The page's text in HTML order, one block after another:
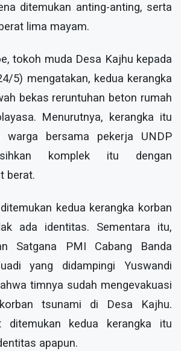
ditemukan anting-anting, serta
lima mayam.
tokoh muda Desa Kajhu kepada
5) mengatakan, kedua kerangka
bekas reruntuhan beton rumah
Menurutnya, kerangka itu
warga bersama pekerja UNDP
komplek itu dengan
berat.
kedua kerangka korban
ada identitas. Sementara itu,
Satgana PMI Cabang Banda
yang didampingi Yuswandi
timnya sudah mengevakuasi
tsunami di Desa Kajhu.
ditemukan kedua kerangka itu
apapun.